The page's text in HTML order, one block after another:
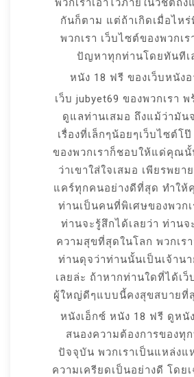
กันก็ตาม แต่ถ้าเกิดเมื่อไห
พวกเรา เว็บไซต์ของพวกเ
ปัญหาทุกท่านโดยทันทีเ
หนัง 18 ฟรี ของเว็บหนัง
เว็บ jubyet69 ของพวกเรา พ
ดูแลท่านเสมอ ถึงแม้ว่ามัน
เรื่องที่เล็กๆน้อยๆเว็บไซต์โ
ของพวกเราก็ชอบให้แด่คุณ
ว่าเขาใส่ใจเสมอ เพียรพยา
แคร์ทุกคนอย่างดีที่สุด ทำให้
ท่านเป็นคนที่พิเศษของพวกเ
ท่านจะรู้สึกได้เลยว่า ท่าน
ความสุขที่สุดในโลก พวกเร
ท่านดุจว่าท่านนั้นเป็นเจ้านา
เลยล่ะ ถ้าหากท่านใดที่ได้เ
ผู้ใหญ่ดีๆแบบนี้คงสุขสบายที่
หนังเอ็กซ์ หนัง 18 ฟรี ดูหนั
สนองความต้องการของทุ
ปัจจุบัน พวกเราเป็นแหล่งแ
ความเครียดเป็นอย่างดี โดย